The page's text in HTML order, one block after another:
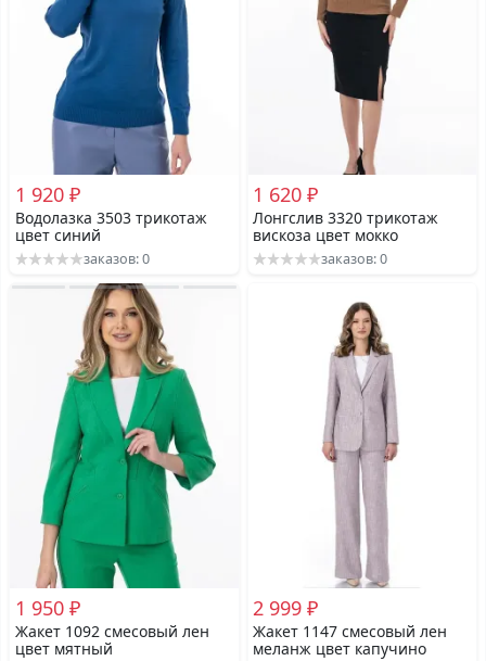
1 920 ₽
Водолазка 3503 трикотаж
цвет синий
заказов: 0
1 620 ₽
Лонгслив 3320 трикотаж
вискоза цвет мокко
заказов: 0
1 950 ₽
Жакет 1092 смесовый лен
цвет мятный
2 999 ₽
Жакет 1147 смесовый лен
меланж цвет капучино